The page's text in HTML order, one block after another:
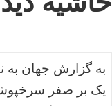
به گزارش جهان به
یک بر صفر